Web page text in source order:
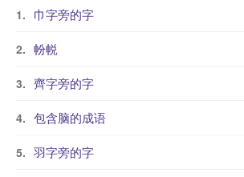
巾字旁的字
帉帨
齊字旁的字
包含脑的成语
羽字旁的字